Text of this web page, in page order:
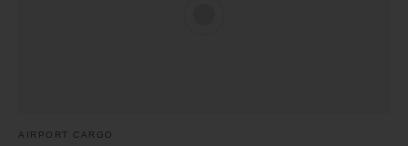
AIRPORT CARGO